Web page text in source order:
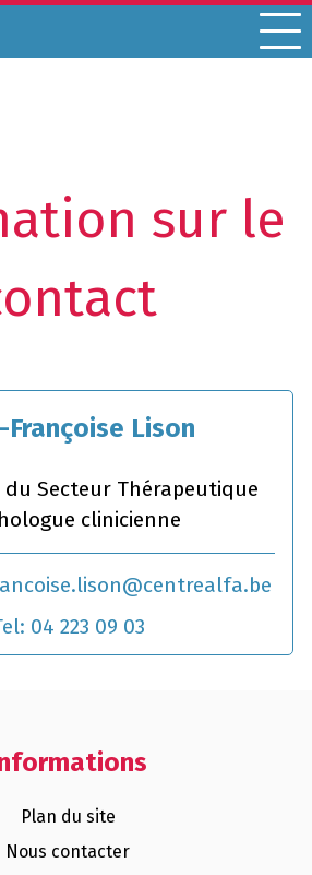
Menu
sur le
Françoise Lison
du Secteur Thérapeutique
clinicienne
04 223 09 03
Plan du site
Nous contacter